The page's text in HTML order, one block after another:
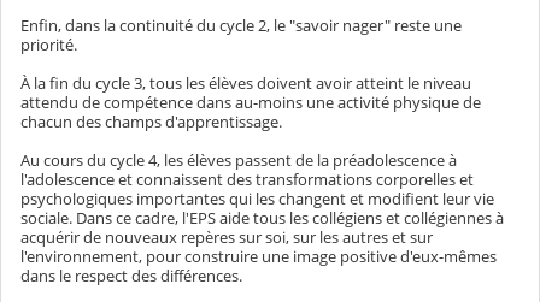
Enfin, dans la continuité du cycle 2, le "savoir nager" reste une
priorité.
À la fin du cycle 3, tous les élèves doivent avoir atteint le niveau
attendu de compétence dans au-moins une activité physique de
chacun des champs d'apprentissage.
Au cours du cycle 4, les élèves passent de la préadolescence à
l'adolescence et connaissent des transformations corporelles et
psychologiques importantes qui les changent et modifient leur vie
sociale. Dans ce cadre, l'EPS aide tous les collégiens et collégiennes à
acquérir de nouveaux repères sur soi, sur les autres et sur
l'environnement, pour construire une image positive d'eux-mêmes
dans le respect des différences.